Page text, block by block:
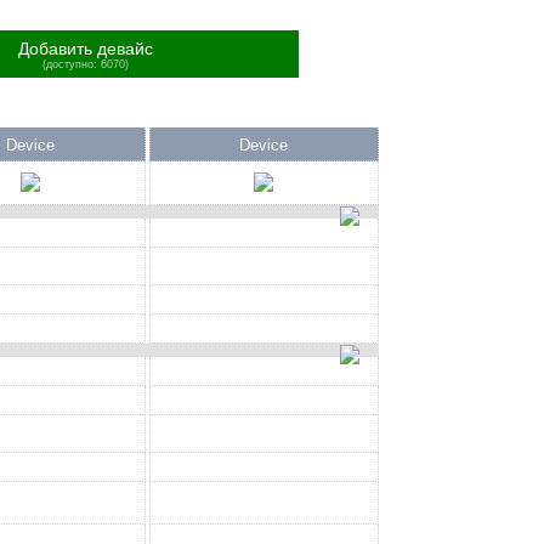
Добавить девайс
(доступно: 6070)
Device Device